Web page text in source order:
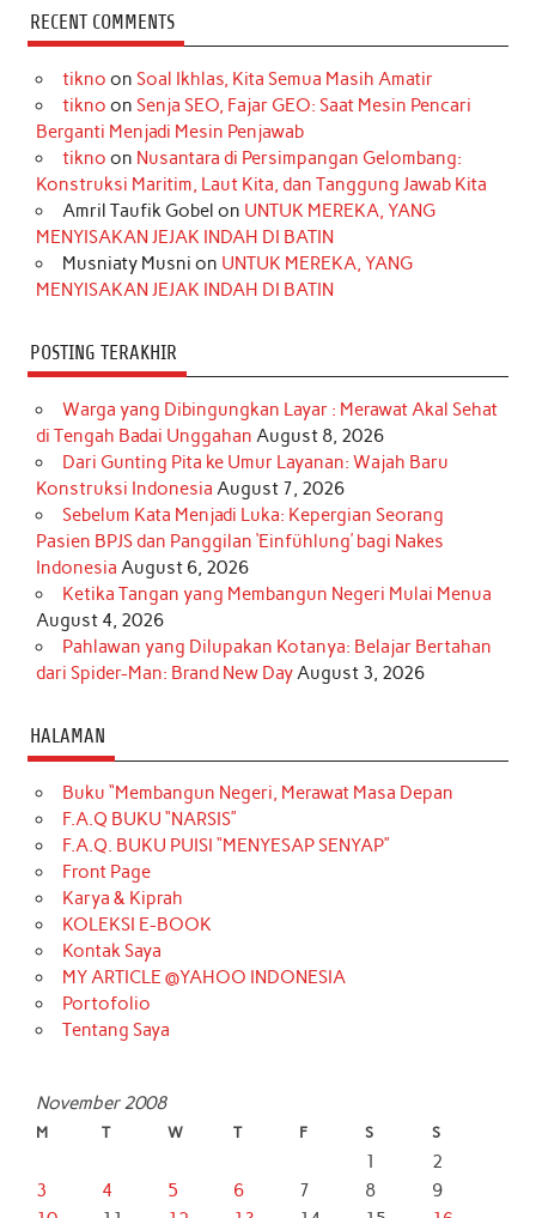
c
e
b
o
k
s
t
a
r
a
m
k
T
o
k
t
e
r
e
s
t
k
e
d
I
n
t
t
r
T
u
e
RECENT COMMENTS
tikno on Soal Ikhlas, Kita Semua Masih Amatir
tikno on Senja SEO, Fajar GEO: Saat Mesin Pencari
Berganti Menjadi Mesin Penjawab
tikno on Nusantara di Persimpangan Gelombang:
Konstruksi Maritim, Laut Kita, dan Tanggung Jawab Kita
Amril Taufik Gobel on UNTUK MEREKA, YANG
MENYISAKAN JEJAK INDAH DI BATIN
Musniaty Musni on UNTUK MEREKA, YANG
MENYISAKAN JEJAK INDAH DI BATIN
POSTING TERAKHIR
Warga yang Dibingungkan Layar : Merawat Akal Sehat
di Tengah Badai Unggahan August 8, 2026
Dari Gunting Pita ke Umur Layanan: Wajah Baru
Konstruksi Indonesia August 7, 2026
Sebelum Kata Menjadi Luka: Kepergian Seorang
Pasien BPJS dan Panggilan ‘Einfühlung’ bagi Nakes
Indonesia August 6, 2026
Ketika Tangan yang Membangun Negeri Mulai Menua
August 4, 2026
Pahlawan yang Dilupakan Kotanya: Belajar Bertahan
dari Spider-Man: Brand New DayAugust 3, 2026
HALAMAN
Buku “Membangun Negeri, Merawat Masa Depan
F.A.Q BUKU “NARSIS”
F.A.Q. BUKU PUISI “MENYESAP SENYAP”
Front Page
Karya & Kiprah
KOLEKSI E-BOOK
Kontak Saya
MY ARTICLE @YAHOO INDONESIA
Portofolio
Tentang Saya
November 2008
M T W T F S S
1
2
3
4 5 6 7 8
9